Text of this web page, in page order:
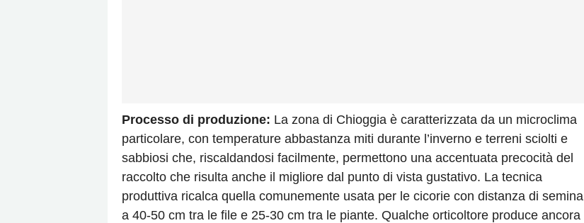
Processo di produzione: La zona di Chioggia è caratterizzata da un microclima
particolare, con temperature abbastanza miti durante l’inverno e terreni sciolti e
sabbiosi che, riscaldandosi facilmente, permettono una accentuata precocità del
raccolto che risulta anche il migliore dal punto di vista gustativo. La tecnica
produttiva ricalca quella comunemente usata per le cicorie con distanza di semina
a 40-50 cm tra le file e 25-30 cm tra le piante. Qualche orticoltore produce ancora